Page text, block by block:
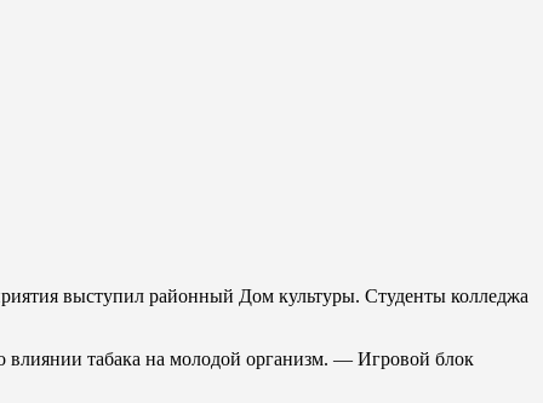
выступил районный Дом культуры. Студенты колледжа
табака на молодой организм. — Игровой блок